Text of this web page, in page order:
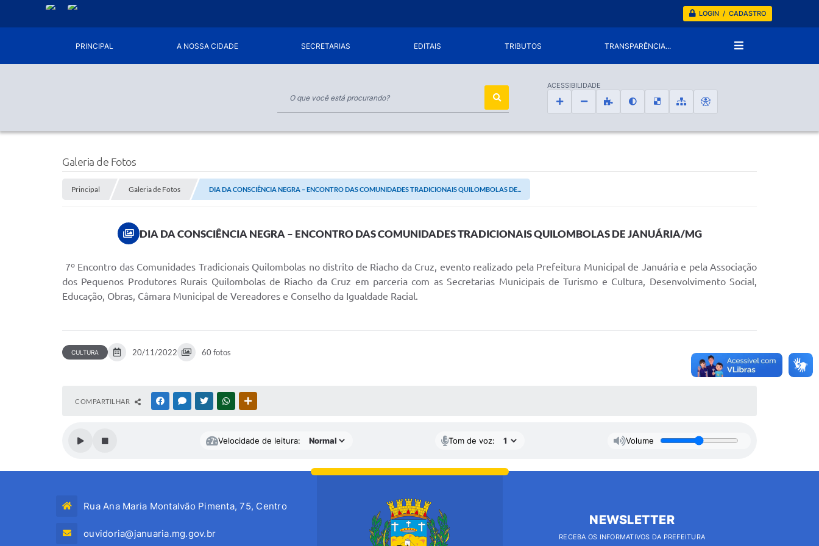
LOGIN / CADASTRO
PRINCIPAL A NOSSA CIDADE SECRETARIAS EDITAIS TRIBUTOS TRANSPARÊNCIA...
ACESSIBILIDADE
Galeria de Fotos
Principal Galeria de Fotos DIA DA CONSCIÊNCIA NEGRA – ENCONTRO DAS COMUNIDADES TRADICIONAIS QUILOMBOLAS DE...
DIA DA CONSCIÊNCIA NEGRA – ENCONTRO DAS COMUNIDADES TRADICIONAIS QUILOMBOLAS DE JANUÁRIA/MG
7º Encontro das Comunidades Tradicionais Quilombolas no distrito de Riacho da Cruz, evento realizado pela Prefeitura Municipal de Januária e pela Associação
dos Pequenos Produtores Rurais Quilombolas de Riacho da Cruz em parceria com as Secretarias Municipais de Turismo e Cultura, Desenvolvimento Social,
Educação, Obras, Câmara Municipal de Vereadores e Conselho da Igualdade Racial.
CULTURA 20/11/2022 60 fotos
COMPARTILHAR FACEBOOKMESSENGER
TWITTERWHATSAPP
Velocidade de leitura: Tom de voz: Volume
Rua Ana Maria Montalvão Pimenta, 75, Centro
ouvidoria@januaria.mg.gov.br
NEWSLETTER
RECEBA OS INFORMATIVOS DA PREFEITURA